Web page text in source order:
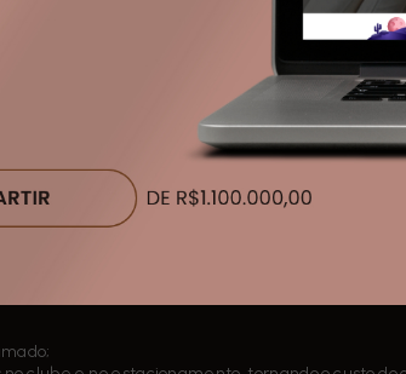
de 500 metros do Hospital e a 6 min do centro
com 19.000m2 e diversos itens de lazer: